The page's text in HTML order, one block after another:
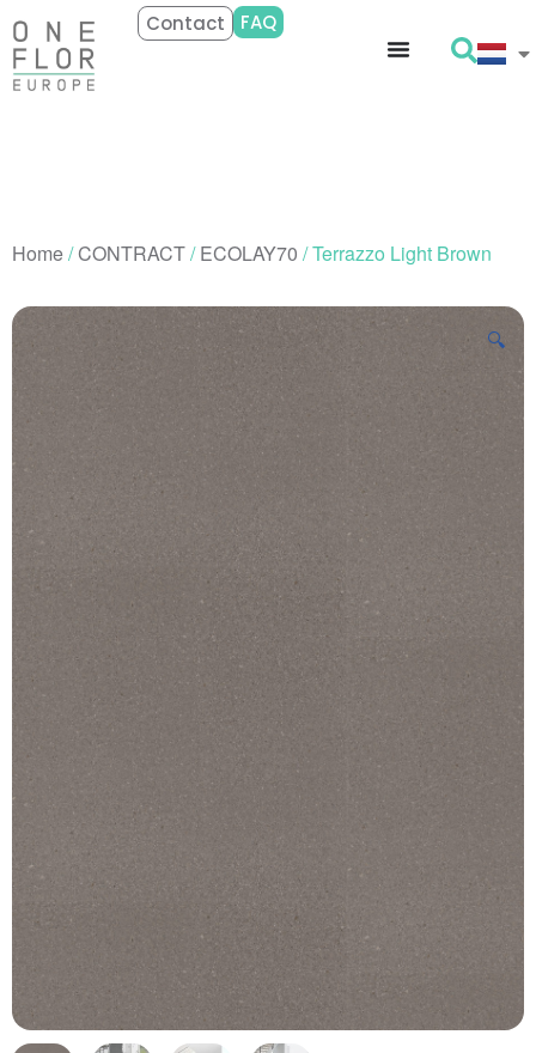
Contact FAQ
Home/CONTRACT/ECOLAY70 / Terrazzo Light Brown
🔍